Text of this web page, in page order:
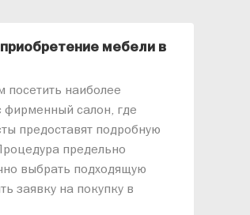
мебели в
посетить наиболее
фирменный салон, где
предоставят подробную
предельно
выбрать подходящую
заявку на покупку в